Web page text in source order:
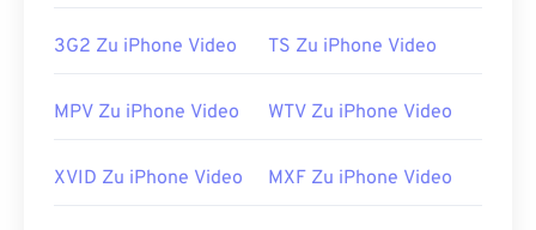
https://en.wikipedia.org/wiki/Flash_Video
3G2 Zu iPhone Video TS Zu iPhone Video
MPV Zu iPhone Video WTV Zu iPhone Video
XVID Zu iPhone Video MXF Zu iPhone Video